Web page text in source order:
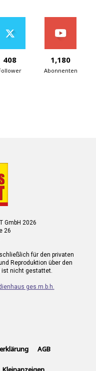
408 1,180
Abonnenten
GmbH 2026
26
für den privaten
Reproduktion über den
ist nicht gestattet.
ges.m.b.h.
AGB